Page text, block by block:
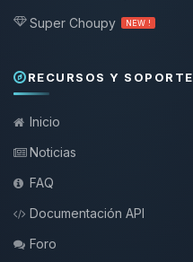
Super Choupy NEW !
RECURSOS Y SOPORTE
Inicio
Noticias
FAQ
Documentación API
Foro